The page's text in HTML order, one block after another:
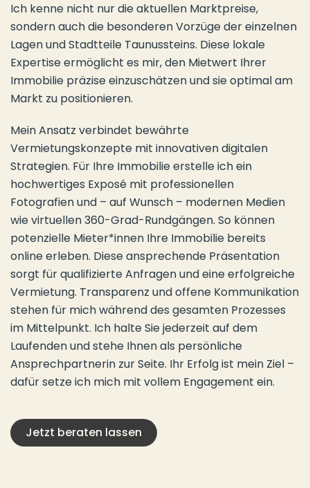
Ich kenne nicht nur die aktuellen Marktpreise,
sondern auch die besonderen Vorzüge der einzelnen
Lagen und Stadtteile Taunussteins. Diese lokale
Expertise ermöglicht es mir, den Mietwert Ihrer
Immobilie präzise einzuschätzen und sie optimal am
Markt zu positionieren.
Mein Ansatz verbindet bewährte
Vermietungskonzepte mit innovativen digitalen
Strategien. Für Ihre Immobilie erstelle ich ein
hochwertiges Exposé mit professionellen
Fotografien und – auf Wunsch – modernen Medien
wie virtuellen 360-Grad-Rundgängen. So können
potenzielle Mieter*innen Ihre Immobilie bereits
online erleben. Diese ansprechende Präsentation
sorgt für qualifizierte Anfragen und eine erfolgreiche
Vermietung. Transparenz und offene Kommunikation
stehen für mich während des gesamten Prozesses
im Mittelpunkt. Ich halte Sie jederzeit auf dem
Laufenden und stehe Ihnen als persönliche
Ansprechpartnerin zur Seite. Ihr Erfolg ist mein Ziel –
dafür setze ich mich mit vollem Engagement ein.
Jetzt beraten lassen